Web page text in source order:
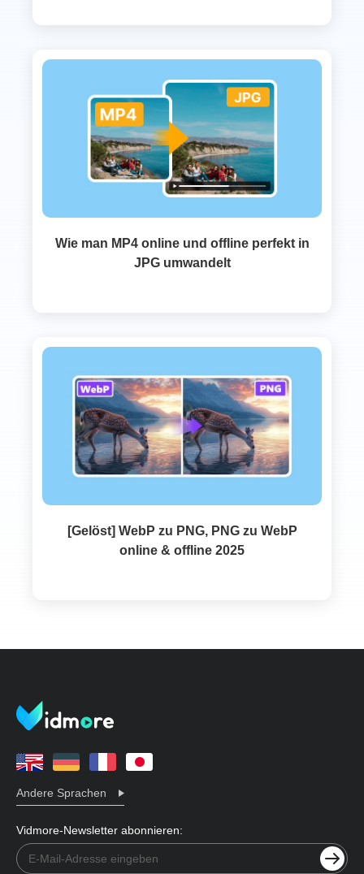
Wie man MP4 online und offline perfekt in
JPG umwandelt
[Gelöst] WebP zu PNG, PNG zu WebP
online & offline 2025
Andere Sprachen
Vidmore-Newsletter abonnieren: